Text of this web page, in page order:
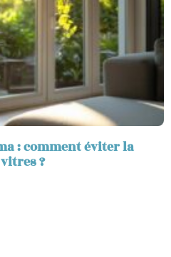
: comment éviter la
?